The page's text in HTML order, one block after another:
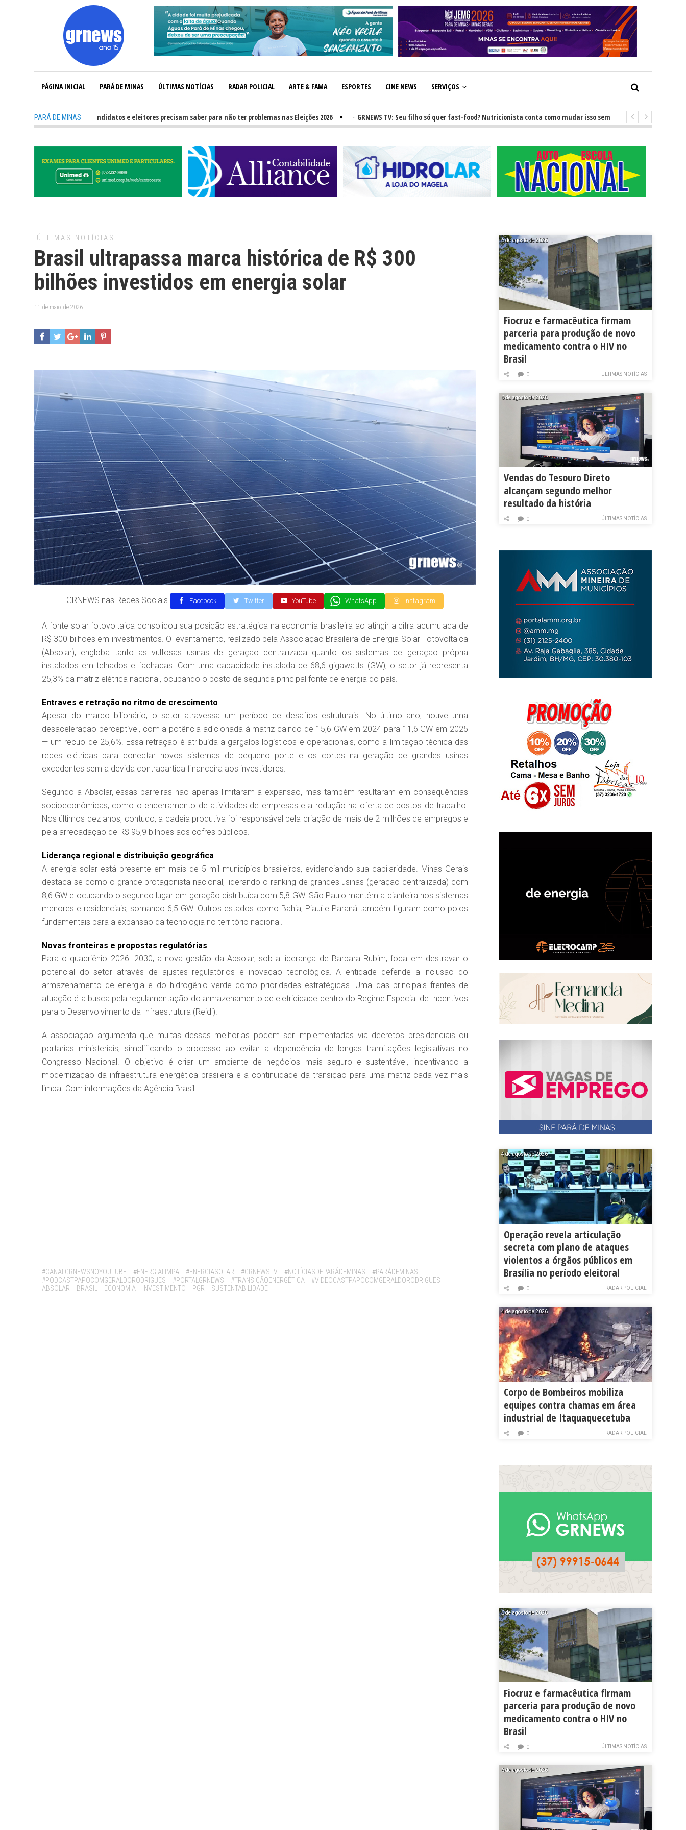
PÁGINA INICIAL PARÁ DE MINAS ÚLTIMAS NOTÍCIAS RADAR POLICIAL ARTE & FAMA ESPORTES CINE NEWS SERVIÇOS
PARÁ DE MINAS
GRNEWS TV: O que candidatos e eleitores precisam saber para não ter problemas nas Eleições 2026 - GRNEWS TV: Seu filho só quer fast-food? Nutricionista conta como mudar isso sem brigas - GRNEWS TV:
ÚLTIMAS NOTÍCIAS
Brasil ultrapassa marca histórica de R$ 300
bilhões investidos em energia solar
11 de maio de 2026
GRNEWS nas Redes Sociais Facebook Twitter YouTube WhatsApp Instagram
A fonte solar fotovoltaica consolidou sua posição estratégica na economia brasileira ao atingir a cifra acumulada de
R$ 300 bilhões em investimentos. O levantamento, realizado pela Associação Brasileira de Energia Solar Fotovoltaica
(Absolar), engloba tanto as vultosas usinas de geração centralizada quanto os sistemas de geração própria
instalados em telhados e fachadas. Com uma capacidade instalada de 68,6 gigawatts (GW), o setor já representa
25,3% da matriz elétrica nacional, ocupando o posto de segunda principal fonte de energia do país.
Entraves e retração no ritmo de crescimento
Apesar do marco bilionário, o setor atravessa um período de desafios estruturais. No último ano, houve uma
desaceleração perceptível, com a potência adicionada à matriz caindo de 15,6 GW em 2024 para 11,6 GW em 2025
— um recuo de 25,6%. Essa retração é atribuída a gargalos logísticos e operacionais, como a limitação técnica das
redes elétricas para conectar novos sistemas de pequeno porte e os cortes na geração de grandes usinas
excedentes sem a devida contrapartida financeira aos investidores.
Segundo a Absolar, essas barreiras não apenas limitaram a expansão, mas também resultaram em consequências
socioeconômicas, como o encerramento de atividades de empresas e a redução na oferta de postos de trabalho.
Nos últimos dez anos, contudo, a cadeia produtiva foi responsável pela criação de mais de 2 milhões de empregos e
pela arrecadação de R$ 95,9 bilhões aos cofres públicos.
Liderança regional e distribuição geográfica
A energia solar está presente em mais de 5 mil municípios brasileiros, evidenciando sua capilaridade. Minas Gerais
destaca-se como o grande protagonista nacional, liderando o ranking de grandes usinas (geração centralizada) com
8,6 GW e ocupando o segundo lugar em geração distribuída com 5,8 GW. São Paulo mantém a dianteira nos sistemas
menores e residenciais, somando 6,5 GW. Outros estados como Bahia, Piauí e Paraná também figuram como polos
fundamentais para a expansão da tecnologia no território nacional.
Novas fronteiras e propostas regulatórias
Para o quadriênio 2026–2030, a nova gestão da Absolar, sob a liderança de Barbara Rubim, foca em destravar o
potencial do setor através de ajustes regulatórios e inovação tecnológica. A entidade defende a inclusão do
armazenamento de energia e do hidrogênio verde como prioridades estratégicas. Uma das principais frentes de
atuação é a busca pela regulamentação do armazenamento de eletricidade dentro do Regime Especial de Incentivos
para o Desenvolvimento da Infraestrutura (Reidi).
A associação argumenta que muitas dessas melhorias podem ser implementadas via decretos presidenciais ou
portarias ministeriais, simplificando o processo ao evitar a dependência de longas tramitações legislativas no
Congresso Nacional. O objetivo é criar um ambiente de negócios mais seguro e sustentável, incentivando a
modernização da infraestrutura energética brasileira e a continuidade da transição para uma matriz cada vez mais
limpa. Com informações da Agência Brasil
Tags:
#CANALGRNEWSNOYOUTUBE #ENERGIALIMPA #ENERGIASOLAR #GRNEWSTV #NOTÍCIASDEPARÁDEMINAS
#PARÁDEMINAS
#PODCASTPAPOCOMGERALDORODRIGUES
#PORTALGRNEWS #TRANSIÇÃOENERGÉTICA
#VIDEOCASTPAPOCOMGERALDORODRIGUES
ABSOLAR
BRASIL ECONOMIA INVESTIMENTO PGR SUSTENTABILIDADE
6 de agosto de 2026
Fiocruz e farmacêutica firmam
parceria para produção de novo
medicamento contra o HIV no
Brasil
ÚLTIMAS NOTÍCIAS
0
6 de agosto de 2026
Vendas do Tesouro Direto
alcançam segundo melhor
resultado da história
ÚLTIMAS NOTÍCIAS
0
4 de agosto de 2026
Operação revela articulação
secreta com plano de ataques
violentos a órgãos públicos em
Brasília no período eleitoral
RADAR POLICIAL
0
4 de agosto de 2026
Corpo de Bombeiros mobiliza
equipes contra chamas em área
industrial de Itaquaquecetuba
RADAR POLICIAL
0
6 de agosto de 2026
Fiocruz e farmacêutica firmam
parceria para produção de novo
medicamento contra o HIV no
Brasil
ÚLTIMAS NOTÍCIAS
0
6 de agosto de 2026